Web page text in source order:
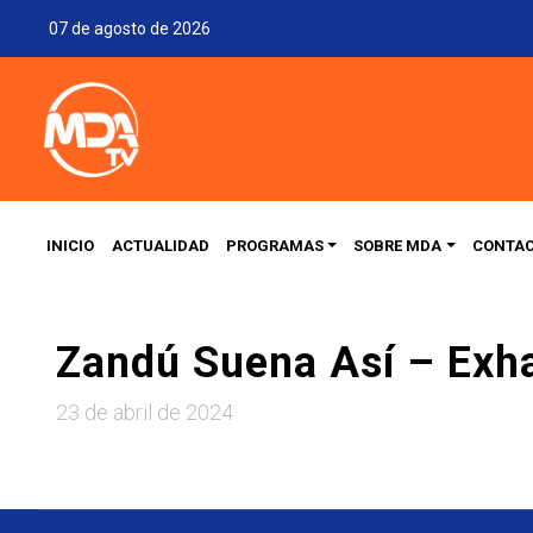
07 de agosto de 2026
INICIO ACTUALIDAD PROGRAMAS SOBRE MDA
Zandú Suena Así –
23 de abril de 2024